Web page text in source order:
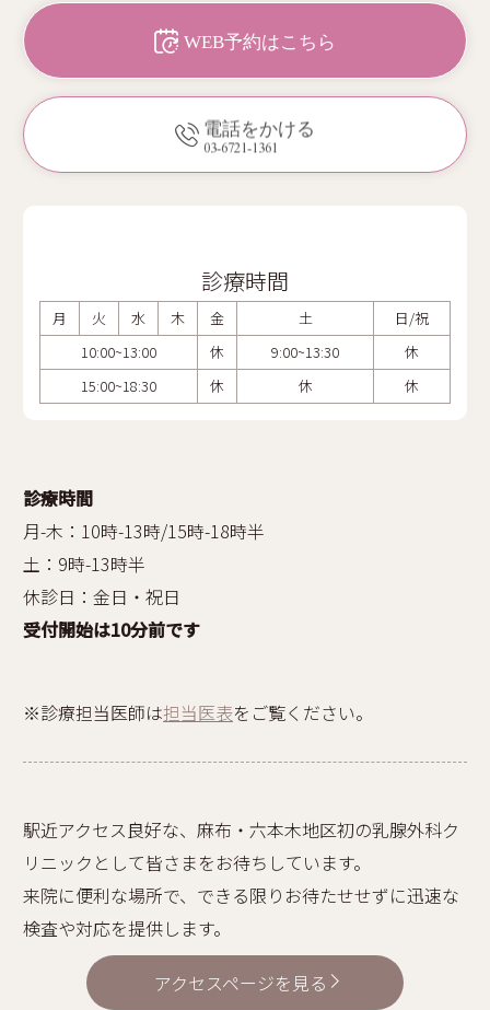
WEB予約はこちら
電話をかける
03-6721-1361
診療時間
月 火 水 木 金 土
日/祝
10:00~13:00
休 9:00~13:30
休
15:00~18:30
休 休 休
診療時間
月-木：10時-13時/15時-18時半
土：9時-13時半
休診日：金日・祝日
受付開始は10分前です
※診療担当医師は担当医表をご覧ください。
駅近アクセス良好な、麻布・六本木地区初の乳腺外科ク
リニックとして皆さまをお待ちしています。
来院に便利な場所で、できる限りお待たせせずに迅速な
検査や対応を提供します。
アクセスページを見る